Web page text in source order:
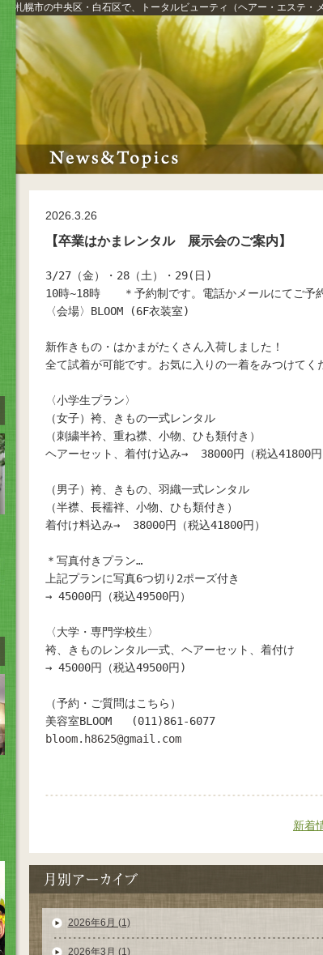
札幌市の中央区・白石区で、 トータルビューティ （ヘアー・エステ・
2026.3.26
【卒業はかまレンタル 展示会のご案内】
3/27（金）・28（土）・29(日)
10時~18時　　＊予約制です。電話かメールにてご予
〈会場〉BLOOM (6F衣装室)
新作きもの・はかまがたくさん入荷しました！
全て試着が可能です。お気に入りの一着をみつけてく
〈小学生プラン〉
（女子）袴、きもの一式レンタル
（刺繍半衿、重ね襟、小物、ひも類付き）
ヘアーセット、着付け込み→  38000円（税込41800円
（男子）袴、きもの、羽織一式レンタル
（半襟、長襦袢、小物、ひも類付き）
着付け料込み→  38000円（税込41800円）
＊写真付きプラン…
上記プランに写真6つ切り2ポーズ付き
→ 45000円（税込49500円）
〈大学・専門学校生〉
袴、きものレンタル一式、ヘアーセット、着付け
→ 45000円（税込49500円)
（予約・ご質問はこちら）
bloom.h8625@gmail.com
新着
2026年6月 (1)
2026年3月 (1)